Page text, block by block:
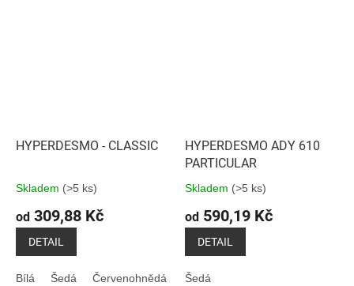
HYPERDESMO - CLASSIC
Skladem (>5 ks)
od 309,88 Kč
DETAIL
Bílá Šedá Červenohnědá
HYPERDESMO ADY 610
PARTICULAR
Skladem (>5 ks)
od 590,19 Kč
DETAIL
Šedá